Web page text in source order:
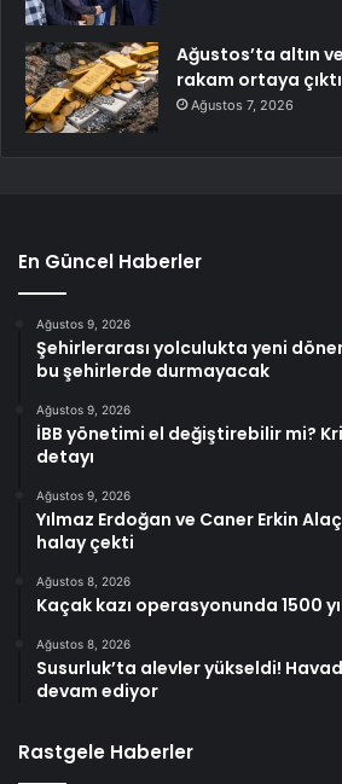
Ağustos’ta altın
rakam ortaya çıktı
Ağustos 7, 2026
En Güncel Haberler
Ağustos 9, 2026
Şehirlerarası yolculukta yeni
bu şehirlerde durmayacak
Ağustos 9, 2026
İBB yönetimi el değiştirebilir mi?
detayı
Ağustos 9, 2026
Yılmaz Erdoğan ve Caner Erkin
halay çekti
Ağustos 8, 2026
Kaçak kazı operasyonunda 1500
Ağustos 8, 2026
Susurluk’ta alevler yükseldi!
devam ediyor
Rastgele Haberler